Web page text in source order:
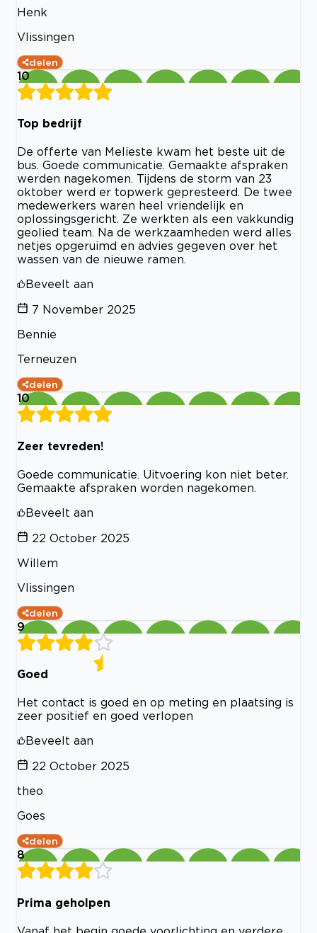
Henk
Vlissingen
delen
10
Top bedrijf
De offerte van Melieste kwam het beste uit de
bus. Goede communicatie. Gemaakte afspraken
werden nagekomen. Tijdens de storm van 23
oktober werd er topwerk gepresteerd. De twee
medewerkers waren heel vriendelijk en
oplossingsgericht. Ze werkten als een vakkundig
geolied team. Na de werkzaamheden werd alles
netjes opgeruimd en advies gegeven over het
wassen van de nieuwe ramen.
Beveelt aan
7 November 2025
Bennie
Terneuzen
delen
10
Zeer tevreden!
Goede communicatie. Uitvoering kon niet beter.
Gemaakte afspraken worden nagekomen.
Beveelt aan
22 October 2025
Willem
Vlissingen
delen
9
Goed
Het contact is goed en op meting en plaatsing is
zeer positief en goed verlopen
Beveelt aan
22 October 2025
theo
Goes
delen
8
Prima geholpen